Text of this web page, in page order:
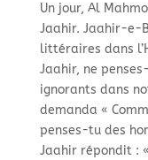
Un jour, Al
Jaahir. Jaahir-e-
littéraires dans
Jaahir, ne penses-
ignorants dans
demanda «
penses-tu des
Jaahir répondit :